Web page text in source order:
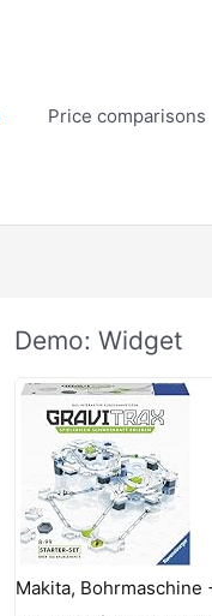
Price comparisons
Demo: Widget
Makita, Bohrmaschine